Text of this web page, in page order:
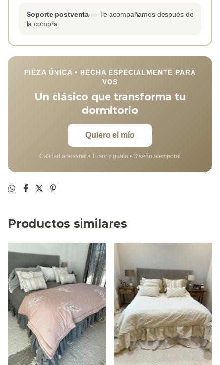
Soporte postventa — Te acompañamos después de
la compra.
PIEZA ÚNICA • HECHA ESPECIALMENTE PARA
VOS
Un clásico que transforma tu
dormitorio
Quiero el mío
Calidad artesanal • Tusor y guata • Diseño atemporal
Productos similares